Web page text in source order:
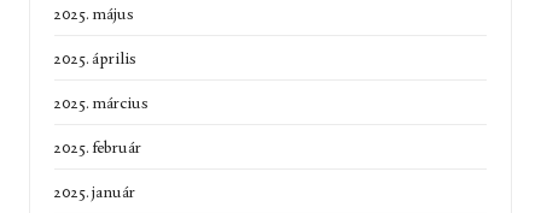
2025. május
2025. április
2025. március
2025. február
2025. január